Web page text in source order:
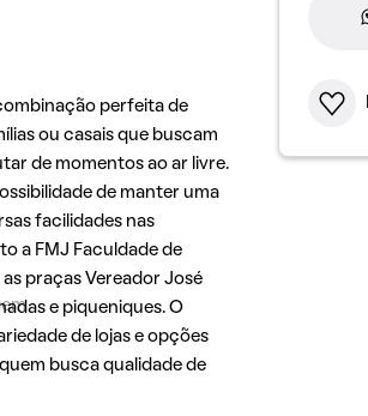
perfeita de
ou casais que buscam
de momentos ao ar livre.
de manter uma
facilidades nas
a FMJ Faculdade de
praças Vereador José
e piqueniques. O
de lojas e opções
busca qualidade de